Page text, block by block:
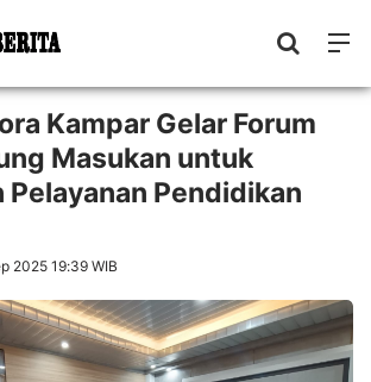
Kampar Gelar Forum
Masukan untuk
Pendidikan
2025 19:39 WIB